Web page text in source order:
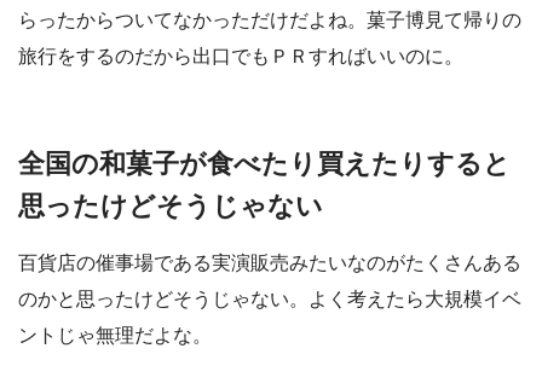
らったからついてなかっただけだよね。菓子博見て帰りの
旅行をするのだから出口でもＰＲすればいいのに。
全国の和菓子が食べたり買えたりすると
思ったけどそうじゃない
百貨店の催事場である実演販売みたいなのがたくさんある
のかと思ったけどそうじゃない。よく考えたら大規模イベ
ントじゃ無理だよな。